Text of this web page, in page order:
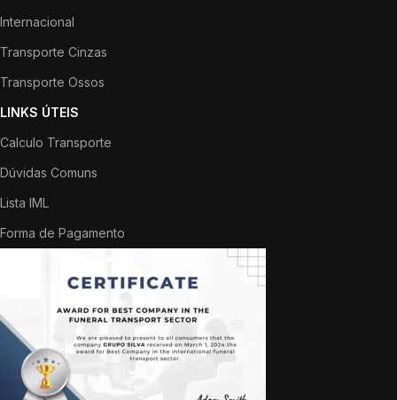
Internacional
Transporte Cinzas
Transporte Ossos
LINKS ÚTEIS
Calculo Transporte
Dúvidas Comuns
Lista IML
Forma de Pagamento